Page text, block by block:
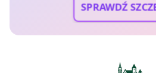
SPRAWDŹ